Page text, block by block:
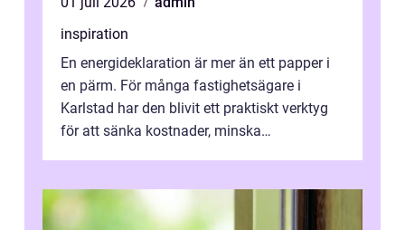
inspiration
En energideklaration är mer än ett papper i
en pärm. För många fastighetsägare i
Karlstad har den blivit ett praktiskt verktyg
för att sänka kostnader, minska